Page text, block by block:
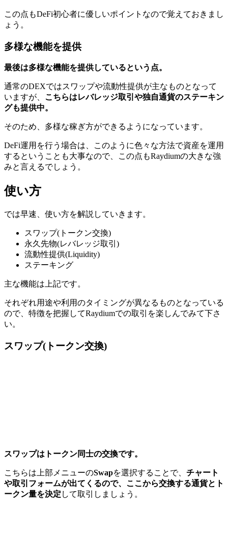
この点もDeFi初心者に優しいポイントなので覚えておきまし
ょう。
多様な機能を提供
最後は多様な機能を提供しているという点。
通常のDEXではスワップや流動性提供が主なものとなって
いますが、 こちらはレバレッジ取引や独自通貨のステーキン
グも提供中。
そのため、多様な稼ぎ方ができるようになっています。
DeFi運用を行う場合は、このように色々な方法で資産を運用
するということも大事なので、この点もRaydiumの大きな強
みと言えるでしょう。
使い方
では早速、使い方を解説していきます。
スワップ(トークン交換)
永久先物(レバレッジ取引)
流動性提供(Liquidity)
ステーキング
主な機能は上記です。
それぞれ用途や利用のタイミングが異なるものとなっている
ので、特徴を把握してRaydiumでの取引を楽しんでみて下さ
い。
スワップ(トークン交換)
スワップはトークン同士の交換です。
こちらは上部メニューのSwapを選択することで、 チャート
や取引フォームが出てくるので、ここから交換する通貨とト
ークン量を決定 して取引しましょう。